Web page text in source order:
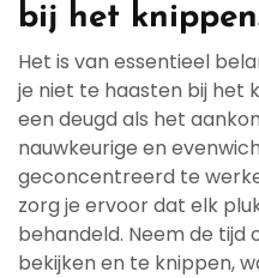
bij het
Het is van essentieel
je niet te haasten bij het
een deugd als het
nauwkeurige en
geconcentreerd te
zorg je ervoor dat elk
behandeld. Neem de tijd
bekijken en te knippen,